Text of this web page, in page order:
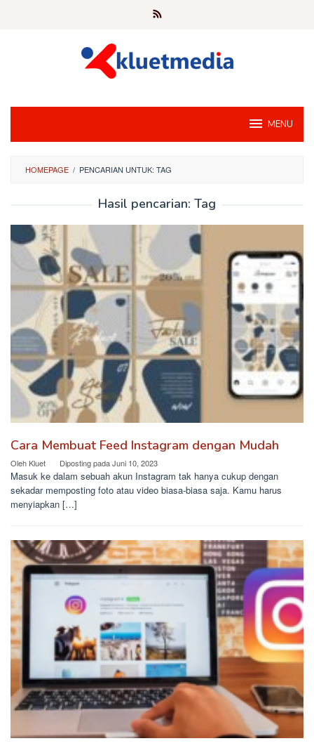
MENU
HOMEPAGE / PENCARIAN UNTUK: TAG
Hasil pencarian: Tag
Cara Membuat Feed Instagram dengan Mudah
Oleh Kluet Diposting padaJuni 10, 2023
Masuk ke dalam sebuah akun Instagram tak hanya cukup dengan
sekadar memposting foto atau video biasa-biasa saja. Kamu harus
menyiapkan […]